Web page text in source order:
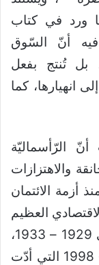
ورد في كتاب
أنّ السّوق
بل تُنتج بفعل
انهيارها، كما
الرّأسماليّة
والاهتزازات
أزمة الائتمان
الكساد الاقتصادي العظيم
(Economic Depression) بين عامي 1929 – 1933،
ثمّ الأزمة الآسيوية في عامي 1997 – 1998 التي أدّت